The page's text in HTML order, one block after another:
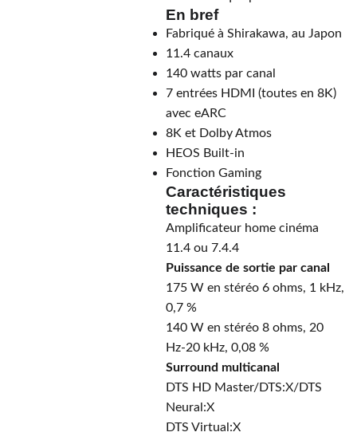
En bref
Fabriqué à Shirakawa, au Japon
11.4 canaux
140 watts par canal
7 entrées HDMI (toutes en 8K)
avec eARC
8K et Dolby Atmos
HEOS Built-in
Fonction Gaming
Caractéristiques
techniques :
Amplificateur home cinéma
11.4 ou 7.4.4
Puissance de sortie par canal
175 W en stéréo 6 ohms, 1 kHz,
0,7 %
140 W en stéréo 8 ohms, 20
Hz-20 kHz, 0,08 %
Surround multicanal
DTS HD Master/DTS:X/DTS
Neural:X
DTS Virtual:X